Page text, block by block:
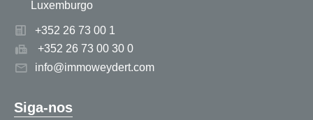
Luxemburgo
+352 26 73 00 1
+352 26 73 00 30 0
info@immoweydert.com
Siga-nos